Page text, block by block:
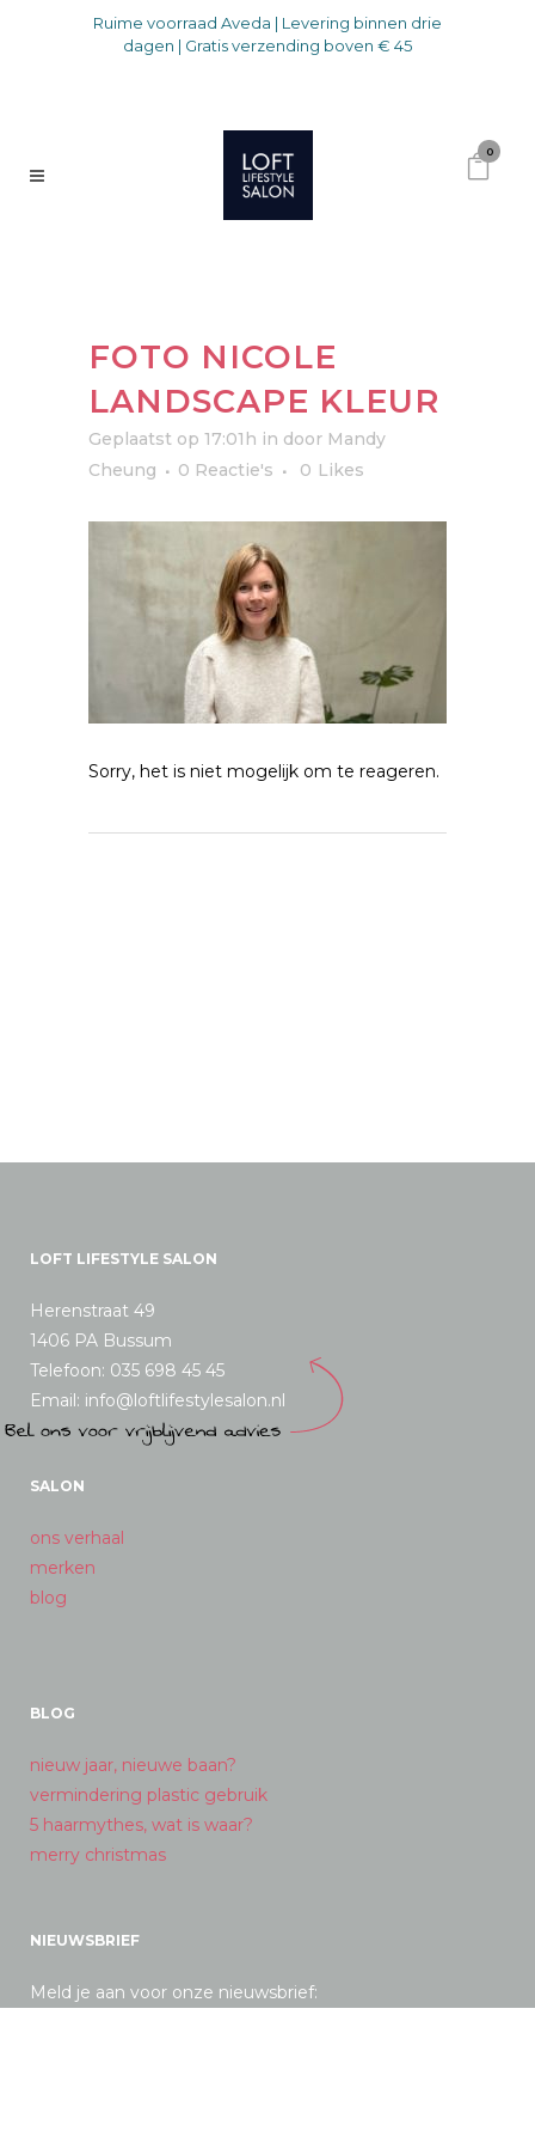
Ruime voorraad Aveda | Levering binnen drie
dagen | Gratis verzending boven € 45
0
FOTO NICOLE
LANDSCAPE KLEUR
Geplaatst op 17:01h in door Mandy
Cheung
0 Reactie's 0 Likes
Sorry, het is niet mogelijk om te reageren.
LOFT LIFESTYLE SALON
Herenstraat 49
1406 PA Bussum
Telefoon: 035 698 45 45
Email: info@loftlifestylesalon.nl
SALON
ons verhaal
merken
blog
BLOG
nieuw jaar, nieuwe baan?
vermindering plastic gebruik
5 haarmythes, wat is waar?
merry christmas
NIEUWSBRIEF
Meld je aan voor onze nieuwsbrief: